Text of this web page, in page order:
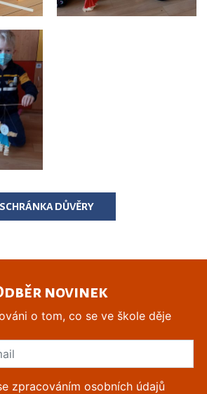
SCHRÁNKA DŮVĚRY
novinek
o tom, co se ve škole děje
zpracováním osobních údajů